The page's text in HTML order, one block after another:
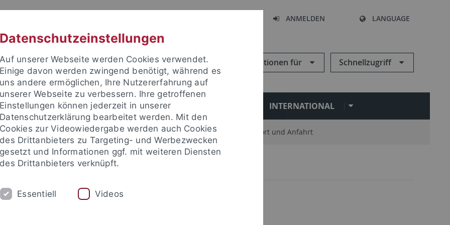
ANMELDEN LANGUAGE
Informationen für Schnellzugriff
STUDIUM FORSCHUNG EINRICHTUNGEN INTERNATIONAL
und Publikationen Campusleben Im Dialog Karriere Standort und Anfahrt
und Publikationen attempto online
Datenschutzeinstellungen
Auf unserer Webseite werden Cookies verwendet.
Einige davon werden zwingend benötigt, während es
uns andere ermöglichen, Ihre Nutzererfahrung auf
unserer Webseite zu verbessern. Ihre getroffenen
Einstellungen können jederzeit in unserer
Datenschutzerklärung bearbeitet werden. Mit den
Cookies zur Videowiedergabe werden auch Cookies
des Drittanbieters zu Targeting- und Werbezwecken
gesetzt und Informationen ggf. mit weiteren Diensten
des Drittanbieters verknüpft.
Essentiell Videos